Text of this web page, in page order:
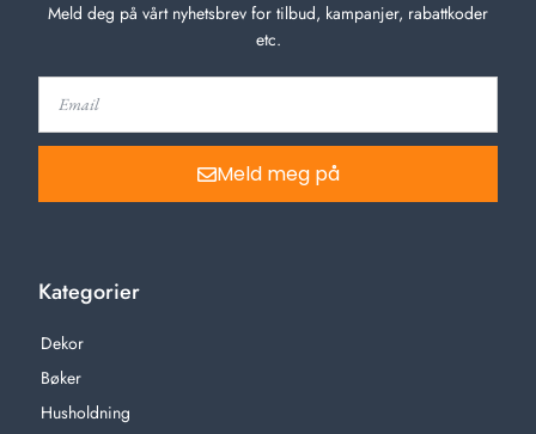
Meld deg på vårt nyhetsbrev for tilbud, kampanjer, rabattkoder
etc.
Meld meg på
Kategorier
Dekor
Bøker
Husholdning